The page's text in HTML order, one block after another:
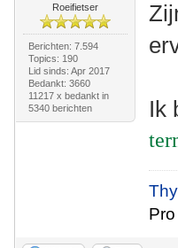
Roeifietser
Berichten: 7.594
Topics: 190
Lid sinds: Apr 2017
Bedankt: 3660
11217 x bedankt in
5340 berichten
Ik